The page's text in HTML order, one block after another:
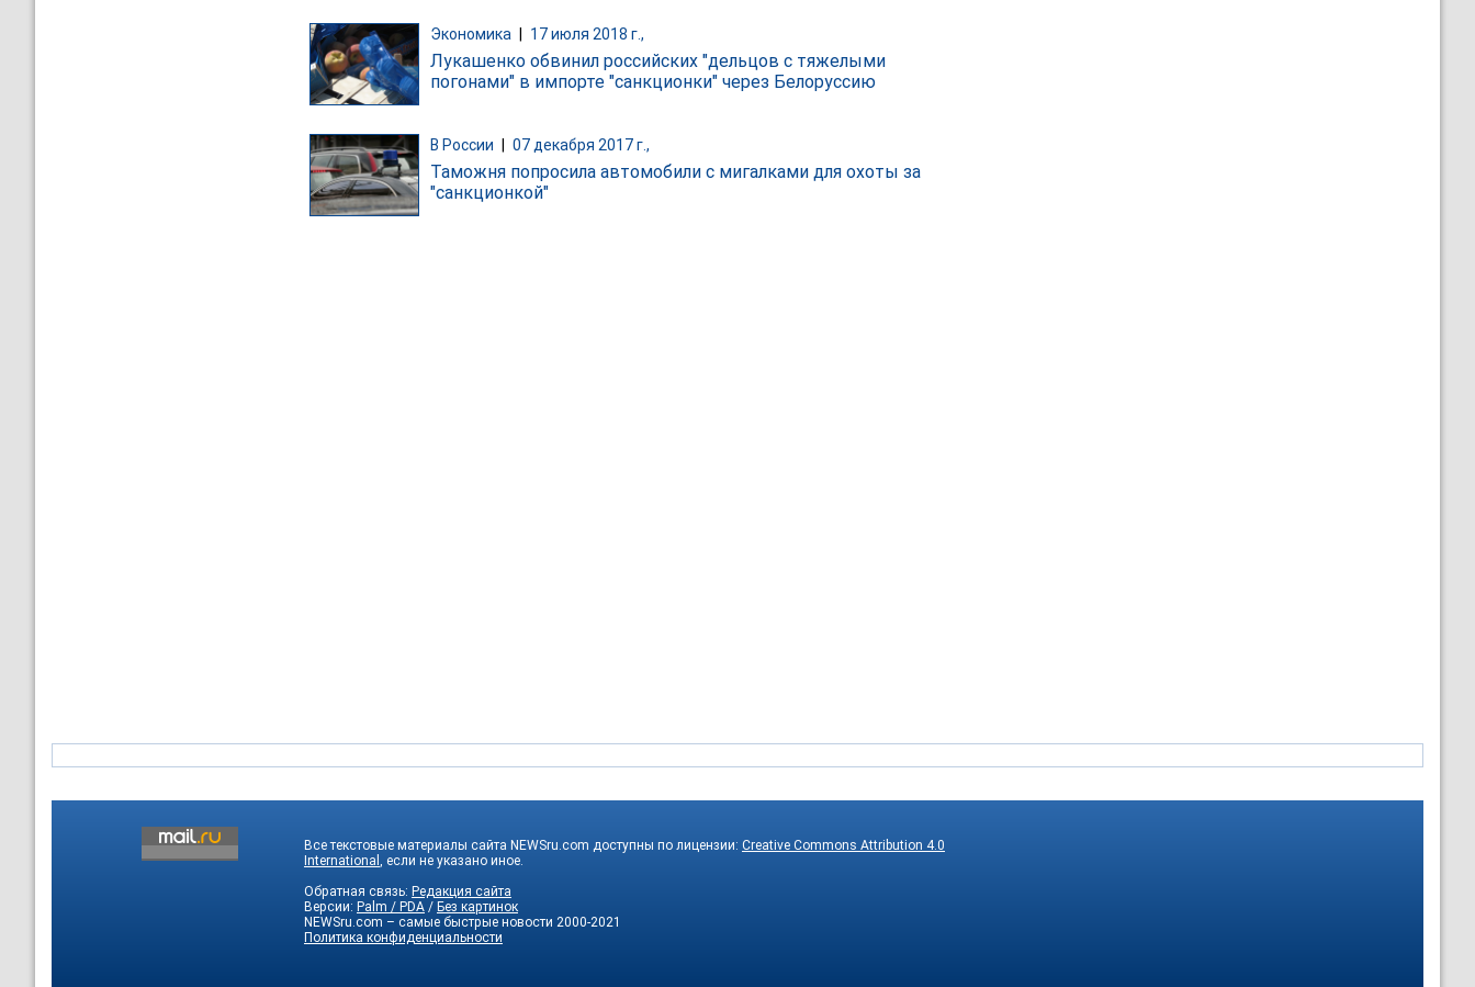
Экономика 17 июля 2018 г.,
Лукашенко обвинил российских "дельцов с тяжелыми
погонами" в импорте "санкционки" через Белоруссию
В России | 07 декабря 2017 г.,
Таможня попросила автомобили с мигалками для охоты за
"санкционкой"
Все текстовые материалы сайта NEWSru.com доступны по лицензии: Creative Commons Attribution 4.0
International
, если не указано иное.
Обратная связь: Редакция сайта
Версии: Palm / PDA / Без картинок
NEWSru.com – самые быстрые новости 2000-2021
Политика конфиденциальности